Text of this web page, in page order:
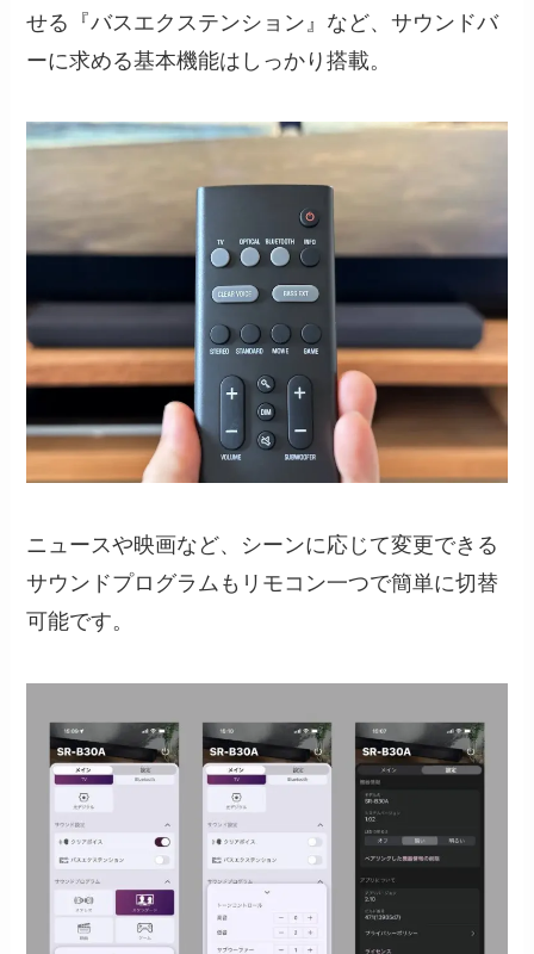
せる『バスエクステンション』など、サウンドバ
ーに求める基本機能はしっかり搭載。
ニュースや映画など、シーンに応じて変更できる
サウンドプログラムもリモコン一つで簡単に切替
可能です。